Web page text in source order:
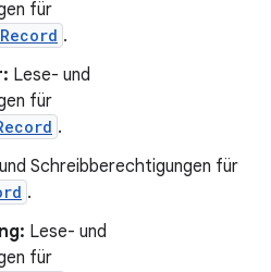
für
.
Lese- und
für
.
Schreibberechtigungen für
.
Lese- und
für